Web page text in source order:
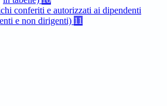
conferiti e autorizzati ai dipendenti
e non dirigenti) 11